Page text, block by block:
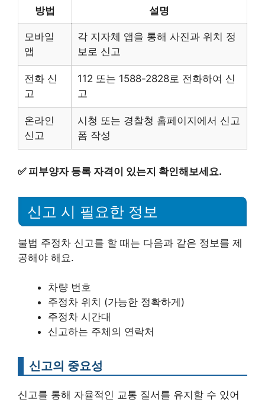
방법 설명
모바일
앱
각 지자체 앱을 통해 사진과 위치 정
보로 신고
전화 신
고
112 또는 1588-2828로 전화하여 신
고
온라인
신고
시청 또는 경찰청 홈페이지에서 신고
폼 작성
✅ 피부양자 등록 자격이 있는지 확인해보세요.
신고 시 필요한 정보
불법 주정차 신고를 할 때는 다음과 같은 정보를 제
공해야 해요.
차량 번호
주정차 위치 (가능한 정확하게)
주정차 시간대
신고하는 주체의 연락처
신고의 중요성
신고를 통해 자율적인 교통 질서를 유지할 수 있어